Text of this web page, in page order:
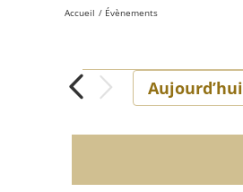
Accueil Évènements
Évènements
Aujourd’hui